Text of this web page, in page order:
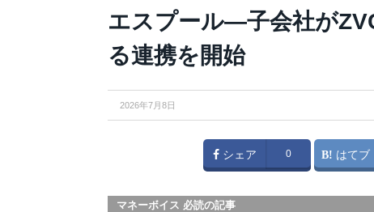
エスプール—子会社が
る連携を開始
2026年7月8日
シェア 0 はてブ
マネーボイス 必読の記事